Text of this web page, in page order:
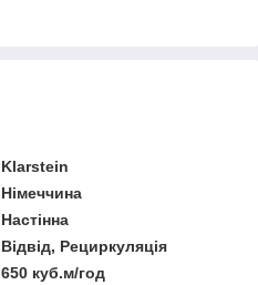
Klarstein
Німеччина
Настінна
Відвід, Рециркуляція
650 куб.м/год